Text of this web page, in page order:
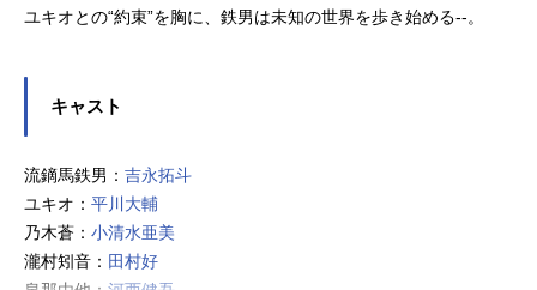
ユキオとの“約束”を胸に、鉄男は未知の世界を歩き始める--。
キャスト
流鏑馬鉄男： 吉永拓斗
ユキオ： 平川大輔
乃木蒼： 小清水亜美
瀧村矧音： 田村好